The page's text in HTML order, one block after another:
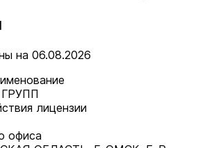
на 06.08.2026
лицензии
офиса